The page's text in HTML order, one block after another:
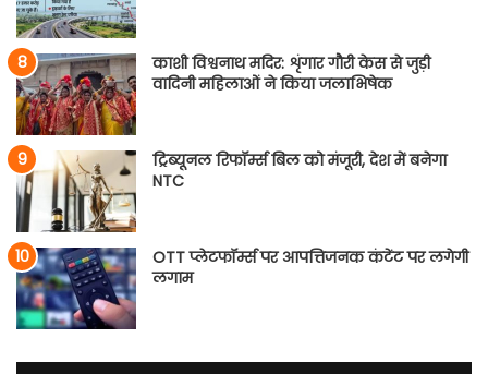
काशी विश्वनाथ मदिर: शृंगार गौरी केस से जुड़ी
वादिनी महिलाओं ने किया जलाभिषेक
ट्रिब्यूनल रिफॉर्म्स बिल को मंजूरी, देश में बनेगा
NTC
OTT प्लेटफॉर्म्स पर आपत्तिजनक कंटेंट पर लगेगी
लगाम